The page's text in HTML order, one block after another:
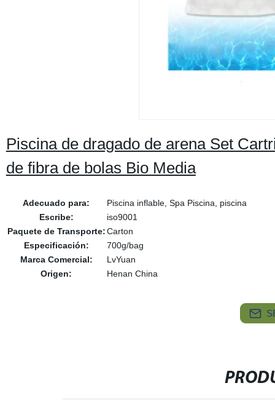
Piscina de dragado de arena Set
de fibra de bolas Bio Media
Adecuado para:
Piscina inflable, Spa Piscina, piscina
Escribe:
iso9001
Paquete de Transporte:Carton
Especificación:
700g/bag
Marca Comercial:
LvYuan
Origen:
Henan China